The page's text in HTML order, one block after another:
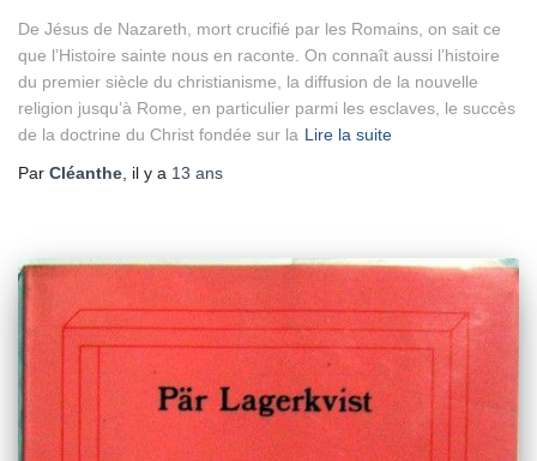
De Jésus de Nazareth, mort crucifié par les Romains, on sait ce
que l’Histoire sainte nous en raconte. On connaît aussi l’histoire
du premier siècle du christianisme, la diffusion de la nouvelle
religion jusqu’à Rome, en particulier parmi les esclaves, le succès
de la doctrine du Christ fondée sur la Lire la suite
Par Cléanthe , il y a 13 ans